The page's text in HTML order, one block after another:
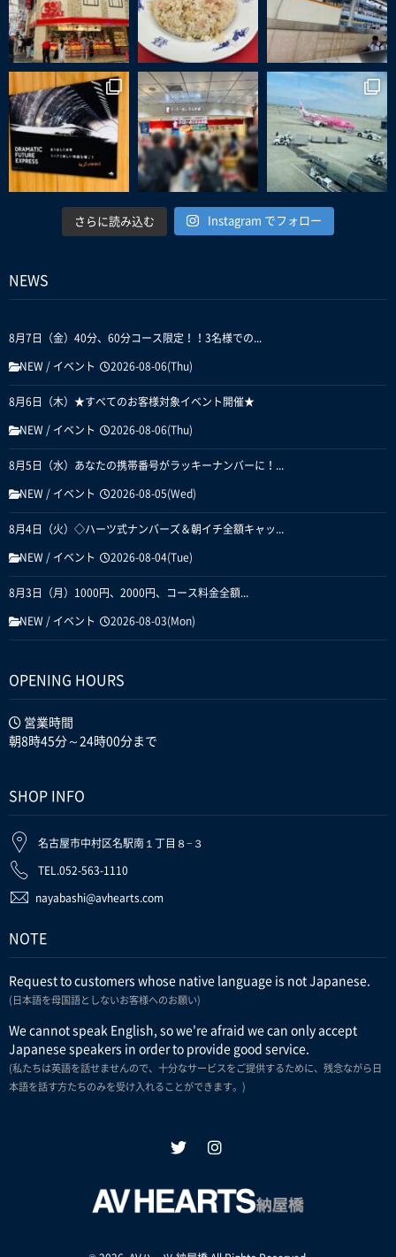
さらに読み込む Instagram でフォロー
NEWS
8月7日（金）40分、60分コース限定！！3名様での...
NEW / イベント 2026-08-06(Thu)
8月6日（木）★すべてのお客様対象イベント開催★
NEW / イベント 2026-08-06(Thu)
8月5日（水）あなたの携帯番号がラッキーナンバーに！...
NEW / イベント 2026-08-05(Wed)
8月4日（火）◇ハーツ式ナンバーズ＆朝イチ全額キャッ...
NEW / イベント 2026-08-04(Tue)
8月3日（月）1000円、2000円、コース料金全額...
NEW / イベント 2026-08-03(Mon)
OPENING HOURS
営業時間
朝8時45分～24時00分まで
SHOP INFO
名古屋市中村区名駅南１丁目８−３
TEL.052-563-1110
nayabashi@avhearts.com
NOTE
Request to customers whose native language is not Japanese.
(日本語を母国語としないお客様へのお願い)
We cannot speak English, so we're afraid we can only accept
Japanese speakers in order to provide good service.
(私たちは英語を話せませんので、十分なサービスをご提供するために、残念ながら日
本語を話す方たちのみを受け入れることができます。)